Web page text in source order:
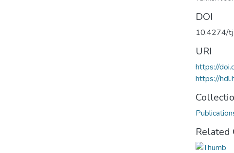
DOI
10.4274/
URI
https://
https://
Related